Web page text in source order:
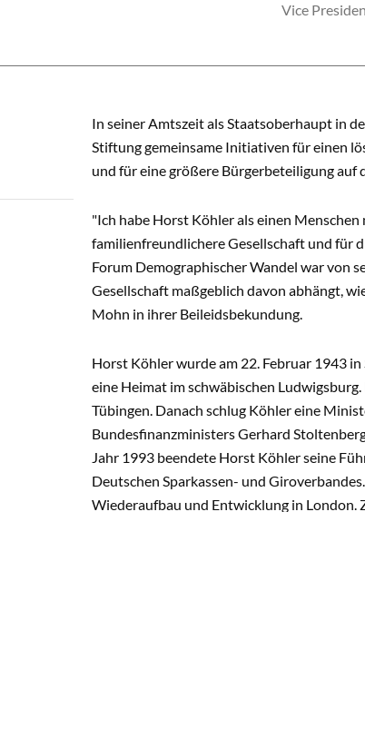
Vice
CONTENT
In seiner Amtszeit als Staatsoberhaupt in
Stiftung gemeinsame Initiativen für einen
und für eine größere Bürgerbeteiligung auf
"Ich habe Horst Köhler als einen
familienfreundlichere Gesellschaft und für
Forum Demographischer Wandel war von
Gesellschaft maßgeblich davon abhängt,
Mohn in ihrer Beileidsbekundung.
Horst Köhler wurde am 22. Februar 1943
eine Heimat im schwäbischen
Tübingen. Danach schlug Köhler eine
Bundesfinanzministers Gerhard
Jahr 1993 beendete Horst Köhler seine
Deutschen Sparkassen- und
Wiederaufbau und Entwicklung in London.